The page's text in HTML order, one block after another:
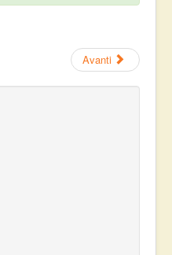
Avanti